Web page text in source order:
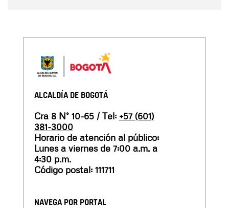
ALCALDÍA DE BOGOTÁ
Cra 8 N° 10-65 / Tel: +57 (601)
381-3000
Horario de atención al público:
Lunes a viernes de 7:00 a.m. a
4:30 p.m.
Código postal: 111711
NAVEGA POR PORTAL